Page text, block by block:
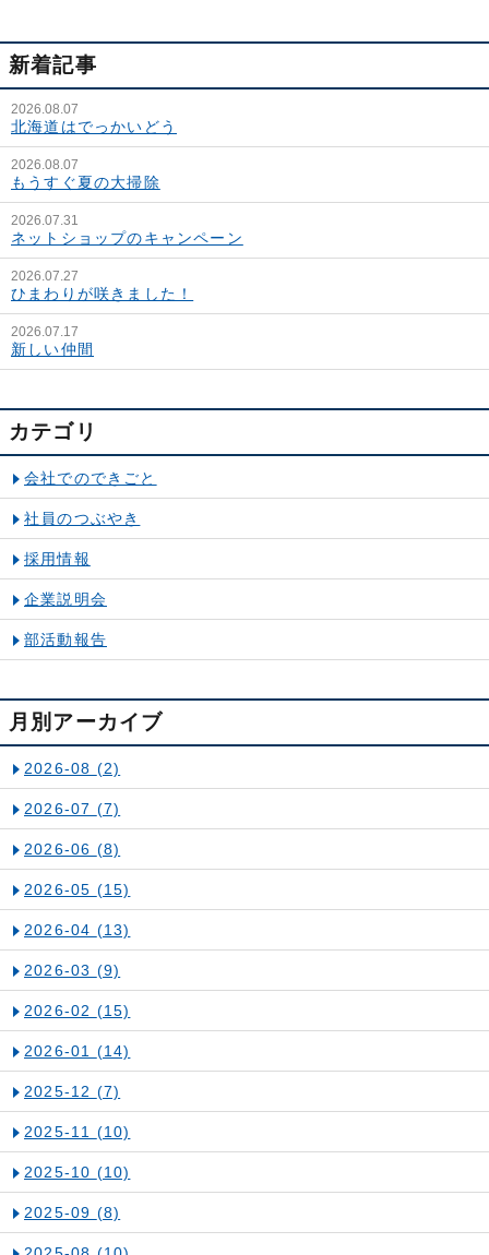
新着記事
2026.08.07
北海道はでっかいどう
2026.08.07
もうすぐ夏の大掃除
2026.07.31
ネットショップのキャンペーン
2026.07.27
ひまわりが咲きました！
2026.07.17
新しい仲間
カテゴリ
会社でのできごと
社員のつぶやき
採用情報
企業説明会
部活動報告
月別アーカイブ
2026-08 (2)
2026-07 (7)
2026-06 (8)
2026-05 (15)
2026-04 (13)
2026-03 (9)
2026-02 (15)
2026-01 (14)
2025-12 (7)
2025-11 (10)
2025-10 (10)
2025-09 (8)